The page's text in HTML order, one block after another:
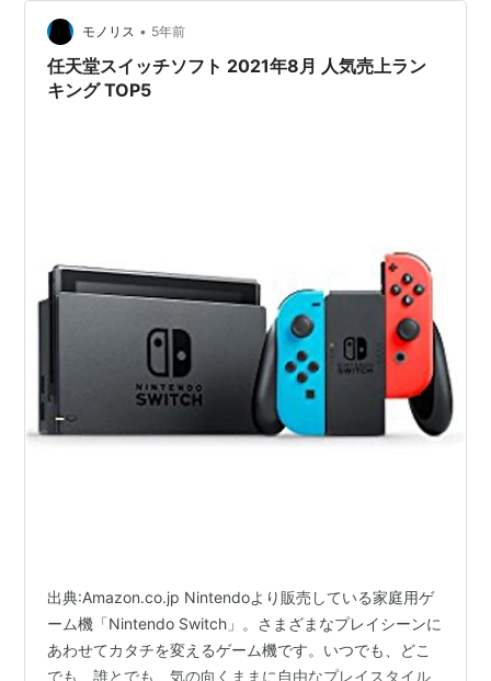
One」と一緒に買おうと思っている人も参考にしてみて
下さい。 ※2021年8月10日現在、Amazon調べ(事前予約
品も含む)。 目次…
モノリス • 5年前
任天堂スイッチソフト 2021年8月 人気売上ラン
キング TOP5
出典:Amazon.co.jp Nintendoより販売している家庭用ゲ
ーム機「Nintendo Switch」。さまざまなプレイシーンに
あわせてカタチを変えるゲーム機です。いつでも、どこ
でも、誰とでも、気の向くままに自由なプレイスタイル